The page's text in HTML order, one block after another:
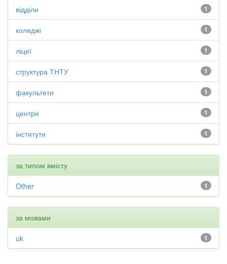
1
відділи
1
коледжі
1
ліцеї
1
структура ТНТУ
1
факультети
1
центри
1
інститути
за типом вмісту
1
Other
за мовами
1
uk